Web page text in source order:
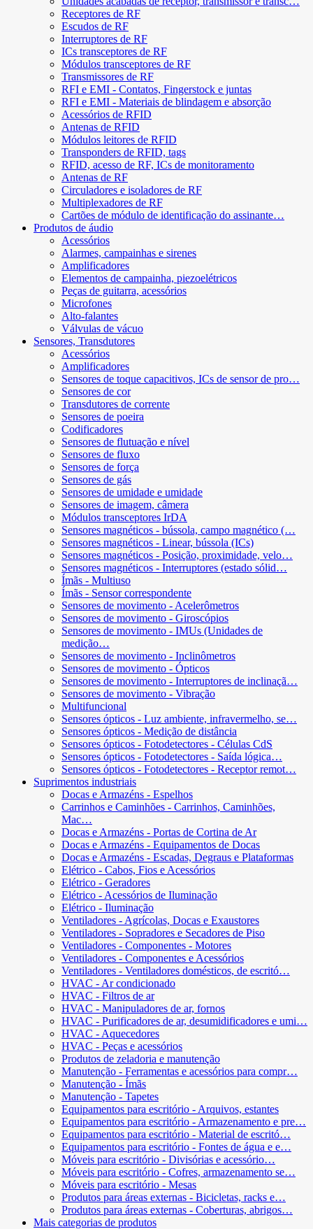
Receptores de RF
Escudos de RF
Interruptores de RF
ICs transceptores de RF
Módulos transceptores de RF
Transmissores de RF
RFI e EMI - Contatos, Fingerstock e juntas
RFI e EMI - Materiais de blindagem e absorção
Acessórios de RFID
Antenas de RFID
Módulos leitores de RFID
Transponders de RFID, tags
RFID, acesso de RF, ICs de monitoramento
Antenas de RF
Circuladores e isoladores de RF
Multiplexadores de RF
Cartões de módulo de identificação do assinante…
Produtos de áudio
Acessórios
Alarmes, campainhas e sirenes
Amplificadores
Elementos de campainha, piezoelétricos
Peças de guitarra, acessórios
Microfones
Alto-falantes
Válvulas de vácuo
Sensores, Transdutores
Acessórios
Amplificadores
Sensores de toque capacitivos, ICs de sensor de pro…
Sensores de cor
Transdutores de corrente
Sensores de poeira
Codificadores
Sensores de flutuação e nível
Sensores de fluxo
Sensores de força
Sensores de gás
Sensores de umidade e umidade
Sensores de imagem, câmera
Módulos transceptores IrDA
Sensores magnéticos - bússola, campo magnético (…
Sensores magnéticos - Linear, bússola (ICs)
Sensores magnéticos - Posição, proximidade, velo…
Sensores magnéticos - Interruptores (estado sólid…
Ímãs - Multiuso
Ímãs - Sensor correspondente
Sensores de movimento - Acelerômetros
Sensores de movimento - Giroscópios
Sensores de movimento - IMUs (Unidades de
medição…
Sensores de movimento - Inclinômetros
Sensores de movimento - Ópticos
Sensores de movimento - Interruptores de inclinaçã…
Sensores de movimento - Vibração
Multifuncional
Sensores ópticos - Luz ambiente, infravermelho, se…
Sensores ópticos - Medição de distância
Sensores ópticos - Fotodetectores - Células CdS
Sensores ópticos - Fotodetectores - Saída lógica…
Sensores ópticos - Fotodetectores - Receptor remot…
Suprimentos industriais
Docas e Armazéns - Espelhos
Carrinhos e Caminhões - Carrinhos, Caminhões,
Mac…
Docas e Armazéns - Portas de Cortina de Ar
Docas e Armazéns - Equipamentos de Docas
Docas e Armazéns - Escadas, Degraus e Plataformas
Elétrico - Cabos, Fios e Acessórios
Elétrico - Geradores
Elétrico - Acessórios de Iluminação
Elétrico - Iluminação
Ventiladores - Agrícolas, Docas e Exaustores
Ventiladores - Sopradores e Secadores de Piso
Ventiladores - Componentes - Motores
Ventiladores - Componentes e Acessórios
Ventiladores - Ventiladores domésticos, de escritó…
HVAC - Ar condicionado
HVAC - Filtros de ar
HVAC - Manipuladores de ar, fornos
HVAC - Purificadores de ar, desumidificadores e umi…
HVAC - Aquecedores
HVAC - Peças e acessórios
Produtos de zeladoria e manutenção
Manutenção - Ferramentas e acessórios para compr…
Manutenção - Ímãs
Manutenção - Tapetes
Equipamentos para escritório - Arquivos, estantes
Equipamentos para escritório - Armazenamento e pre…
Equipamentos para escritório - Material de escritó…
Equipamentos para escritório - Fontes de água e e…
Móveis para escritório - Divisórias e acessório…
Móveis para escritório - Cofres, armazenamento se…
Móveis para escritório - Mesas
Produtos para áreas externas - Bicicletas, racks e…
Produtos para áreas externas - Coberturas, abrigos…
Mais categorias de produtos